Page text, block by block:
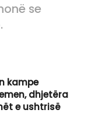
se
kampe
dhjetëra
e ushtrisë